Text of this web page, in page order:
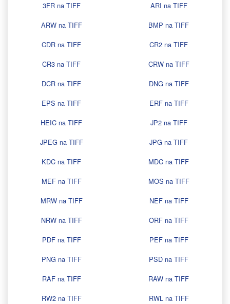
3FR na TIFF
ARI na TIFF
ARW na TIFF
BMP na TIFF
CDR na TIFF
CR2 na TIFF
CR3 na TIFF
CRW na TIFF
DCR na TIFF
DNG na TIFF
EPS na TIFF
ERF na TIFF
HEIC na TIFF
JP2 na TIFF
JPEG na TIFF
JPG na TIFF
KDC na TIFF
MDC na TIFF
MEF na TIFF
MOS na TIFF
MRW na TIFF
NEF na TIFF
NRW na TIFF
ORF na TIFF
PDF na TIFF
PEF na TIFF
PNG na TIFF
PSD na TIFF
RAF na TIFF
RAW na TIFF
RW2 na TIFF
RWL na TIFF